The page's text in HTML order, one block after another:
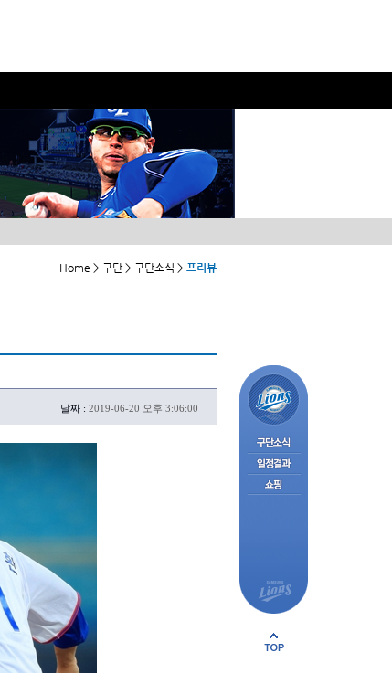
Home > 구단 > 구단소식 > 프리뷰
날짜 : 2019-06-20 오후 3:06:00